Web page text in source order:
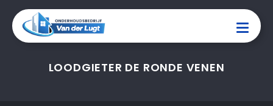
LOODGIETER DE RONDE VENEN